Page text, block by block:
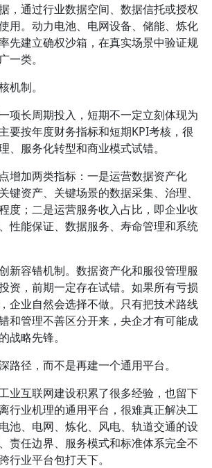
，通过行业数据空间、数据信托或授权
用。动力电池、电网设备、储能、炼化
先建立确权沙箱，在真实场景中验证规
一类。
机制。
项长周期投入，短期不一定立刻体现为
要按年度财务指标和短期KPI考核，很
、服务化转型和商业模式试错。
增加两类指标：一是运营数据资产化
键资产、关键场景的数据采集、治理、
度；二是运营服务收入占比，即企业收
性能保证、数据服务、寿命管理和系统
新容错机制。数据资产化和服役管理服
资，前期一定存在试错。如果所有亏损
企业自然会选择不做。只有把技术路线
和管理不善区分开来，央企才有可能成
战略先锋。
路径，而不是再建一个通用平台。
业互联网建设积累了很多经验，也留下
行业机理的通用平台，很难真正解决工
池、电网、炼化、风电、轨道交通的设
责任边界、服务模式和标准体系完全不
行业平台包打天下。